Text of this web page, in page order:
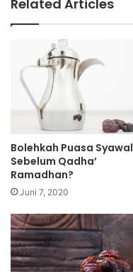
Related Articles
Bolehkah Puasa Syawal
Sebelum Qadha’
Ramadhan?
Juni 7, 2020